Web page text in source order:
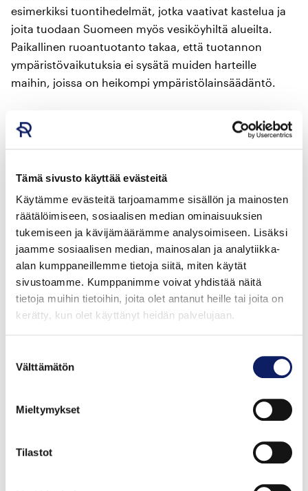
Tämä sivusto käyttää evästeitä
Käytämme evästeitä tarjoamamme sisällön ja mainosten
räätälöimiseen, sosiaalisen median ominaisuuksien
tukemiseen ja kävijämäärämme analysoimiseen. Lisäksi
jaamme sosiaalisen median, mainosalan ja analytiikka-
alan kumppaneillemme tietoja siitä, miten käytät
sivustoamme. Kumppanimme voivat yhdistää näitä
tietoja muihin tietoihin, joita olet antanut heille tai joita on
kerätty, kun olet käyttänyt heidän palvelujaan.
valinta
Välttämätön
Mieltymykset
Tilastot
esimerkiksi tuontihedelmät, jotka vaativat kastelua ja
joita tuodaan Suomeen myös vesiköyhiltä alueilta.
Paikallinen ruoantuotanto takaa, että tuotannon
ympäristövaikutuksia ei sysätä muiden harteille
maihin, joissa on heikompi ympäristölainsäädäntö.
koskee myös työntekijöiden oikeuksia: meillä
työehtosopimuksia noudatetaan ja työturvallisuudesta
hedelmänviljelijöistä Suomessa noudattaa Laatutarha-
ohjeistoa. Sen mukaan marjojen ja hedelmien viljelyssä
ja poiminnassa tulee huomioida työntekijöiden hyvät
työolot, tuotteiden turvallisuus ja mahdollisimman
vähäinen ympäristökuormitus.
Suomessa kasvinsuojelu on pääasiassa integroitua
kasvinsuojelua, jossa suojelua tehdään vain todettuun
kasvinsuojeluvalmisteita saa käyttää. Avainasemassa
ennaltaehkäisevät toimet, kuten viljelykierto ja hyvä
viljelyhygienia. Luonnonmarjat kasvavat ilman
vuoksi niissä ei ole lainkaan torjunta-ainejäämiä.